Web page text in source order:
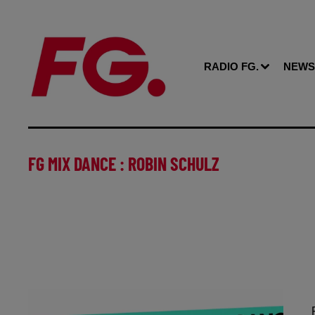
RADIO FG. NEWS
FG MIX DANCE : ROBIN SCHULZ